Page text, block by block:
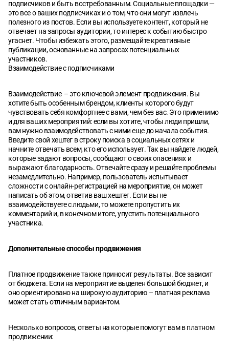
подписчиков и быть востребованным. Социальные площадки —
это все о ваших подписчиках и о том, что они могут извлечь
полезного из постов. Если вы используете контент, который не
отвечает на запросы аудитории, то интерес к событию быстро
угаснет. Чтобы избежать этого, размещайте креативные
публикации, основанные на запросах потенциальных
участников.
Взаимодействие с подписчиками
Взаимодействие – это ключевой элемент продвижения. Вы
хотите быть особенным брендом, клиенты которого будут
чувствовать себя комфортнее с вами, чем без вас. Это применимо
и для ваших мероприятий: если вы хотите, чтобы люди пришли,
вам нужно взаимодействовать с ними еще до начала события.
Введите свой хештег в строку поиска в социальных сетях и
начните отвечать всем, кто его использует. Так вы найдете людей,
которые задают вопросы, сообщают о своих опасениях и
выражают благодарность. Отвечайте сразу и решайте проблемы
незамедлительно. Например, пользователь испытывает
сложности с онлайн-регистрацией на мероприятие, он может
написать об этом, ответив ваш хештег. Если вы не
взаимодействуете с людьми, то можете пропустить их
комментарий и, в конечном итоге, упустить потенциального
участника.
Дополнительные способы продвижения
Платное продвижение также приносит результаты. Все зависит
от бюджета. Если на мероприятие выделен большой бюджет, и
оно ориентировано на широкую аудиторию – платная реклама
может стать отличным вариантом.
Несколько вопросов, ответы на которые помогут вам в платном
продвижении: